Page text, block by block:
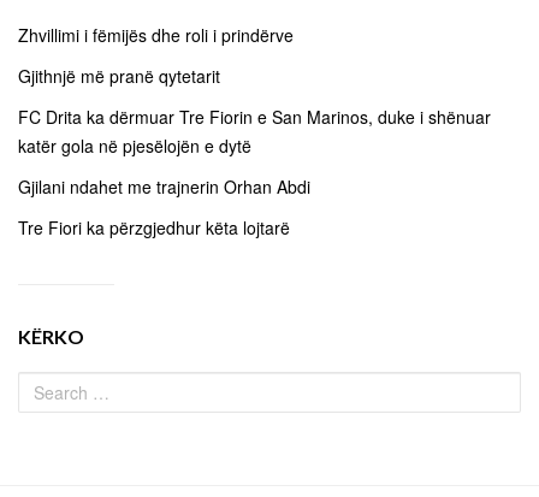
Zhvillimi i fëmijës dhe roli i prindërve
Gjithnjë më pranë qytetarit
FC Drita ka dërmuar Tre Fiorin e San Marinos, duke i shënuar
katër gola në pjesëlojën e dytë
Gjilani ndahet me trajnerin Orhan Abdi
Tre Fiori ka përzgjedhur këta lojtarë
KËRKO